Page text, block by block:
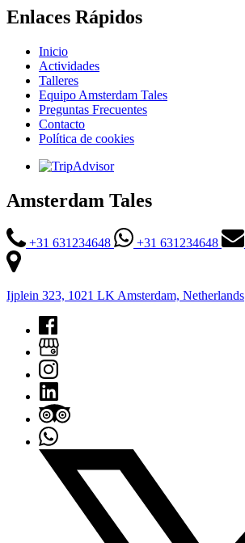
Enlaces Rápidos
Inicio
Actividades
Talleres
Equipo Amsterdam Tales
Preguntas Frecuentes
Contacto
Política de cookies
Amsterdam Tales
+31 631234648 +31 631234648
Ijplein 323, 1021 LK Amsterdam, Netherlands